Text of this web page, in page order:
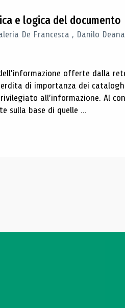
e logica del documento
De Francesca , Danilo
offerte dalla
di importanza dei
all’informazione. Al
sulla base di quelle ...